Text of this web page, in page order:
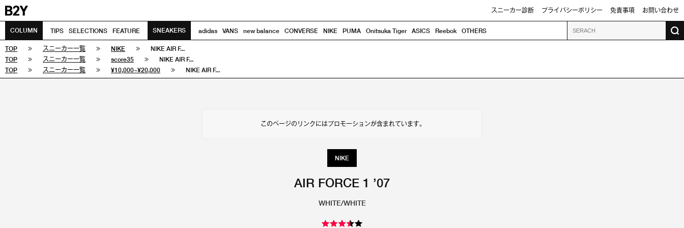
スニーカー診断 プライバシーポリシー 免責事項 お問い合わせ
COLUMN TIPS SELECTIONS FEATURE SNEAKERS adidas VANS new balance CONVERSE NIKE PUMA Onitsuka Tiger ASICS Reebok OTHERS
TOP スニーカー一覧 NIKE
NIKE AIR F...
TOP
スニーカー一覧 score35
NIKE AIR F...
TOP
スニーカー一覧 ¥10,000~¥20,000 NIKE AIR F...
このページのリンクにはプロモーションが含まれています。
NIKE
AIR FORCE 1 ’07
WHITE/WHITE